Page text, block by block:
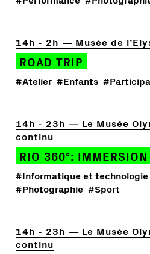
14h - 2h Musée de
ROAD TRIP
#Atelier #Enfants
14h - 23h Le Musée
continu
RIO 360°:
#Informatique et technologie
#Photographie #Sport
14h - 23h Le Musée
continu